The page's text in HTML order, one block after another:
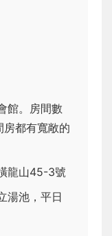
館。房間數
都有寬敞的
龍山45-3號
湯池，平日